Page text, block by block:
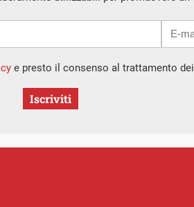
e presto il consenso al trattamento
Iscriviti